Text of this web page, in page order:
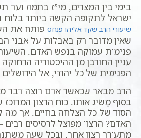
בימי בין המצרים, מי”ז בתמוז
ישראל לתקופה הקשה ביותר בלוח
שיעורי הרב שקד אליהו פנחס פותח את
שאין מדובר רק באבלות על אבני
פנימית עמוקה בנפש האדם.
עניין החורבן מן ההיסטוריה
הפנימית של כל יהודי, אל
הרב מבאר שכאשר אדם רוצה דבר
בסוף מַשׂיג אותו. כוח הרצון
הסוד של כל הצלחה בחיים. אך מה
האדם? הרצון מפוצל לרסיסים
מתעורר רצון אחר, ובכל שעה משתנה